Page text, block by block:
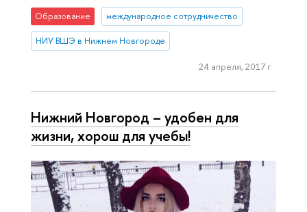
Образование международное сотрудничество
НИУ ВШЭ в Нижнем Новгороде
24 апреля, 2017 г.
Нижний Новгород – удобен для
жизни, хорош для учебы!